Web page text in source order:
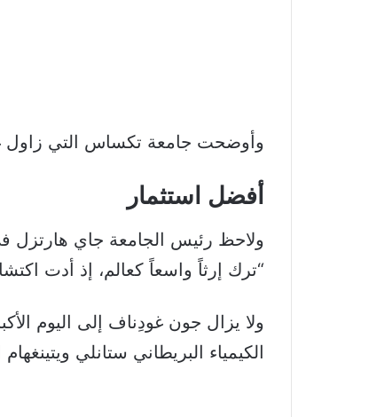
وأوضحت جامعة تكساس التي زاول غودِناف التدريس منذ عام 1986 في
أفضل استثمار
“ترك إرثاً واسعاً كعالم، إذ أدت
ولا يزال جون غودِناف إلى اليوم
الكيمياء البريطاني ستانلي ويتينغهام المولود عام 1941 والياباني أكيرا